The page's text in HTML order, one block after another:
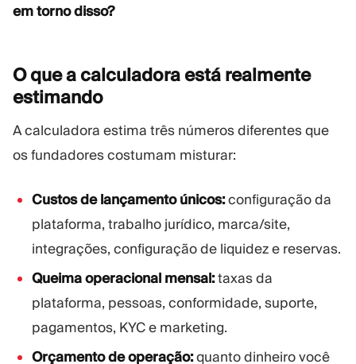
em torno disso?
O que a calculadora está realmente
estimando
A calculadora estima três números diferentes que
os fundadores costumam misturar:
Custos de lançamento únicos:configuração da
plataforma, trabalho jurídico, marca/site,
integrações, configuração de liquidez e reservas.
Queima operacional mensal:taxas da
plataforma, pessoas, conformidade, suporte,
pagamentos, KYC e marketing.
Orçamento de operação:quanto dinheiro você